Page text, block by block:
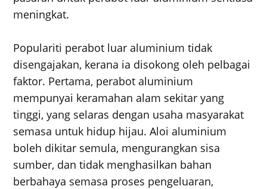
meningkat.
Populariti perabot luar aluminium tidak
disengajakan, kerana ia disokong oleh pelbagai
faktor. Pertama, perabot aluminium
mempunyai keramahan alam sekitar yang
tinggi, yang selaras dengan usaha masyarakat
semasa untuk hidup hijau. Aloi aluminium
boleh dikitar semula, mengurangkan sisa
sumber, dan tidak menghasilkan bahan
berbahaya semasa proses pengeluaran,